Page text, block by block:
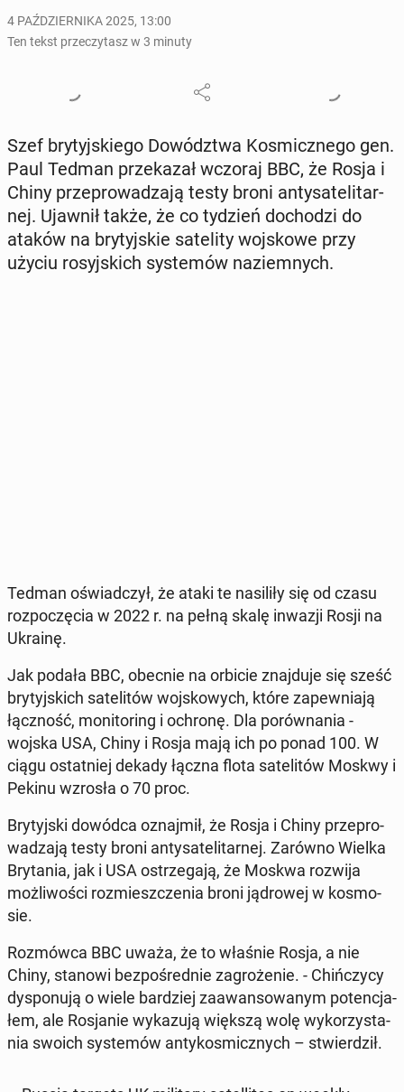
4 PAŹDZIERNIKA 2025, 13:00
Ten tekst przeczytasz w 3 minuty
Szef bry­tyj­skie­go Do­wódz­twa Ko­smicz­ne­go gen.
Paul Tedman prze­ka­zał wczoraj BBC, że Rosja i
Chiny prze­pro­wa­dza­ją testy broni an­ty­sa­te­li­tar­
nej. Ujawnił także, że co tydzień do­cho­dzi do
ataków na bry­tyj­skie sa­te­li­ty woj­sko­we przy
użyciu ro­syj­skich sys­te­mów na­ziem­nych.
Tedman oświad­czył, że ataki te na­si­li­ły się od czasu
roz­po­czę­cia w 2022 r. na pełną skalę inwazji Rosji na
Ukrainę.
Jak podała BBC, obecnie na orbicie znaj­du­je się sześć
bry­tyj­skich sa­te­li­tów woj­sko­wych, które za­pew­nia­ją
łącz­ność, mo­ni­to­ring i ochronę. Dla po­rów­na­nia -
wojska USA, Chiny i Rosja mają ich po ponad 100. W
ciągu ostat­niej dekady łączna flota sa­te­li­tów Moskwy i
Pekinu wzrosła o 70 proc.
Bry­tyj­ski dowódca oznaj­mił, że Rosja i Chiny prze­pro­
wa­dza­ją testy broni an­ty­sa­te­li­tar­nej. Zarówno Wielka
Bry­ta­nia, jak i USA ostrze­ga­ją, że Moskwa rozwija
moż­li­wo­ści roz­miesz­cze­nia broni ją­dro­wej w ko­smo­
sie.
Roz­mów­ca BBC uważa, że to właśnie Rosja, a nie
Chiny, stanowi bez­po­śred­nie za­gro­że­nie. - Chiń­czy­cy
dys­po­nu­ją o wiele bar­dziej za­awan­so­wa­nym po­ten­cja­
łem, ale Ro­sja­nie wy­ka­zu­ją większą wolę wy­ko­rzy­sta­
nia swoich sys­te­mów an­ty­ko­smicz­nych – stwier­dził.